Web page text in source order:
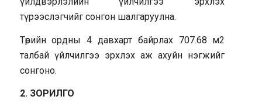
түрээслэгчийг сонгон шалгаруулна.
Төрийн ордны 4 давхарт байрлах 707.68 м2
талбай үйлчилгээ эрхлэх аж ахуйн нэгжийг
сонгоно.
2. ЗОРИЛГО